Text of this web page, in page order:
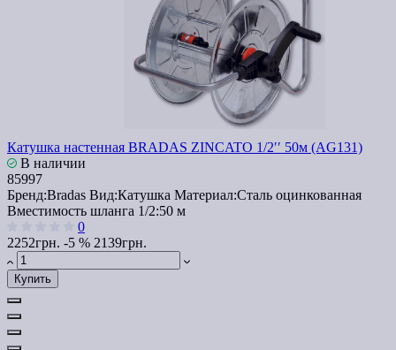
Катушка настенная BRADAS ZINCATO 1/2′′ 50м (AG131)
В наличии
85997
Бренд:Bradas Вид:Катушка Материал:Сталь оцинкованная
Вместимость шланга 1/2:50 м
0
2252грн. -5 % 2139грн.
Купить